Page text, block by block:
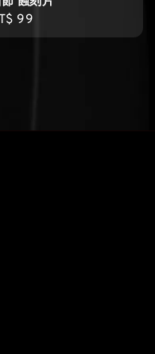
99